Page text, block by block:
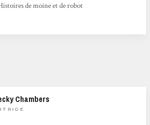
de moine et de robot
Chambers